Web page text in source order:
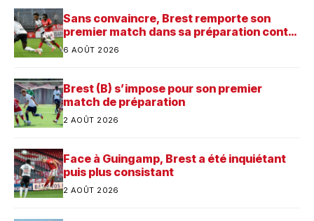
Sans convaincre, Brest remporte son
premier match dans sa préparation contre
Saint-Brieuc
6 AOÛT 2026
Brest (B) s’impose pour son premier
match de préparation
2 AOÛT 2026
Face à Guingamp, Brest a été inquiétant
puis plus consistant
2 AOÛT 2026